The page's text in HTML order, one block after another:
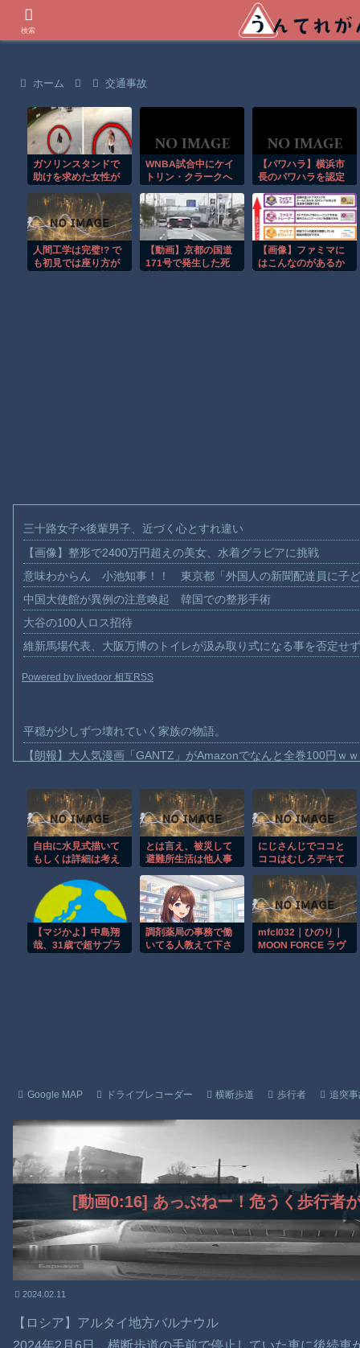
ホーム 交通事故
ガソリンスタンドで
助けを求めた女性が
間！！
WNBA試合中にケイ
トリン・クラークへ
然！！
【パワハラ】横浜市
長のパワハラを認定
背景とした職員支
配」
人間工学は完璧!? で
も初見では座り方が
【動画】京都の国道
171号で発生した死
【画像】ファミマに
はこんなのがあるか
三十路女子×後輩男子、近づく心とすれ違い
【画像】整形で2400万円超えの美女、水着グラビアに挑戦
意味わからん 小池知事！！ 東京都「外国人の新聞配達員に子
中国大使館が異例の注意喚起 韓国での整形手術
大谷の100人ロス招待
維新馬場代表、大阪万博のトイレが汲み取り式になる事を否定せ
Powered by livedoor 相互RSS
平穏が少しずつ壊れていく家族の物語。
【朗報】大人気漫画「GANTZ」がAmazonでなんと全巻100円ｗ
まだ墓石があるだけマシと見るべきか。今はもう合葬墓ばかり
【動画】名古屋栄で不良外人が警察官を突き飛ばす。逮捕しろや
【動画】新型のさすまた、限界突破ｗｗｗｗｗｗ
【動画】メキシコのインフルエンサー、ライブ配信中に襲撃され
【動画】仲間に花火を水平撃ちしようとして障害を負ったかもし
【謎】広島県が頑なに「はだしのゲンコラボ喫茶」をやらない理
自由に水見式描いて
もしくは詳細は考え
して描いて
とは言え、被災して
避難所生活は他人事
て少しでも快適に過
ごすか？高市段ボー
ル
にじさんじでココと
ココはむしろデキて
二人
【マジかよ】中島翔
哉、31歳で超サプラ
調剤薬局の事務で働
いてる人教えて下さ
mfcl032｜ひのり｜
MOON FORCE ラヴ
Google MAP ドライブレコーダー 横断歩道 歩行者 追突
[動画0:16] あっぶねー！危うく歩行者
2024.02.11
【ロシア】アルタイ地方バルナウル
2024年2月6日、横断歩道の手前で停止していた車に後続
検索